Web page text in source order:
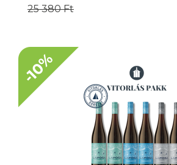
25 380 Ft
-10%